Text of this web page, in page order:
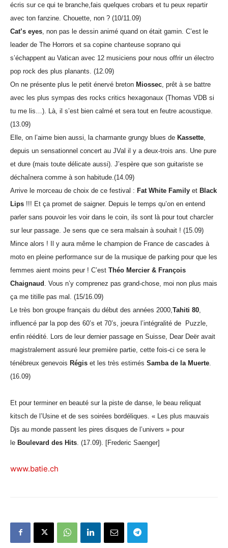
écris sur ce qui te branche,fais quelques crobars et tu peux repartir
avec ton fanzine. Chouette, non ? (10/11.09)
Cat’s eyes , non pas le dessin animé quand on était gamin. C’est le
leader de The Horrors et sa copine chanteuse soprano qui
s’échappent au Vatican avec 12 musiciens pour nous offrir un électro
pop rock des plus planants. (12.09)
On ne présente plus le petit énervé breton Miossec , prêt à se battre
avec les plus sympas des rocks critics hexagonaux (Thomas VDB si
tu me lis…). Là, il s’est bien calmé et sera tout en feutre acoustique.
(13.09)
Elle, on l’aime bien aussi, la charmante grungy blues de Kassette
depuis un sensationnel concert au JVal il y a deux-trois ans. Une pure
et dure (mais toute délicate aussi). J’espère que son guitariste se
déchaînera comme à son habitude.(14.09)
Arrive le morceau de choix de ce festival : Fat White Family et Black
Lips !!! Et ça promet de saigner. Depuis le temps qu’on en entend
parler sans pouvoir les voir dans le coin, ils sont là pour tout charcler
sur leur passage. Je sens que ce sera malsain à souhait ! (15.09)
Mince alors ! Il y aura même le champion de France de cascades à
moto en pleine performance sur de la musique de parking pour que les
femmes aient moins peur ! C’est Théo Mercier & François
Chaignaud . Vous n’y comprenez pas grand-chose, moi non plus mais
ça me titille pas mal. (15/16.09)
Le très bon groupe français du début des années 2000, Tahiti 80
influencé par la pop des 60’s et 70’s, joeura l’intégralité de Puzzle,
enfin réédité. Lors de leur dernier passage en Suisse, Dear Deër avait
magistralement assuré leur première partie, cette fois-ci ce sera le
ténébreux genevois Régis et les très estimés Samba de la Muerte
(16.09)
Et pour terminer en beauté sur la piste de danse, le beau reliquat
kitsch de l’Usine et de ses soirées bordéliques. « Les plus mauvais
Djs au monde passent les pires disques de l’univers » pour
le Boulevard des Hits . (17.09). [Frederic Saenger]
www.batie.ch